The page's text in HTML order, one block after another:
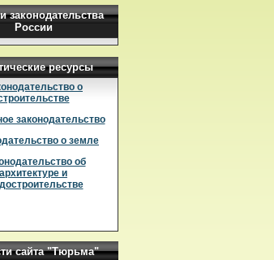
законодательства
России
ресурсы
о
законодательство
о земле
об
архитектуре и
сайта "Тюрьма"